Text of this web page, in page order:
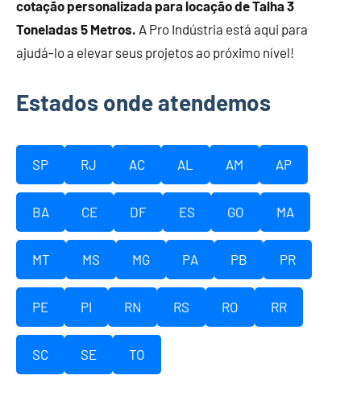
cotação personalizada para locação de Talha 3
Toneladas 5 Metros. A Pro Indústria está aqui para
ajudá-lo a elevar seus projetos ao próximo nível!
Estados onde atendemos
SP RJ AC AL AM AP
BA CE DF ES GO MA
MT MS MG PA PB PR
PE PI RN RS RO RR
SC SE TO